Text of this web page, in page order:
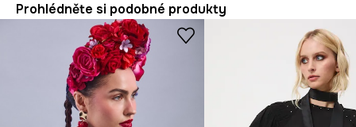
Prohlédněte si podobné produkty